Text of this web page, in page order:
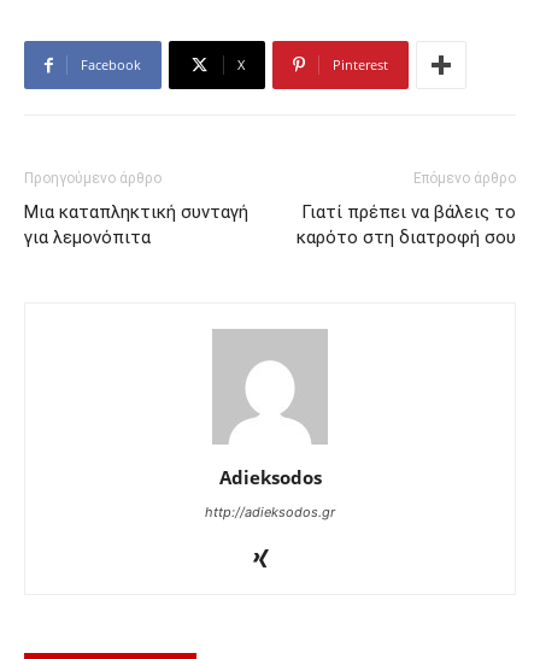
Facebook X Pinterest
Προηγούμενο άρθρο
Μια καταπληκτική συνταγή
για λεμονόπιτα
Επόμενο άρθρο
Γιατί πρέπει να βάλεις το
καρότο στη διατροφή σου
Adieksodos
http://adieksodos.gr